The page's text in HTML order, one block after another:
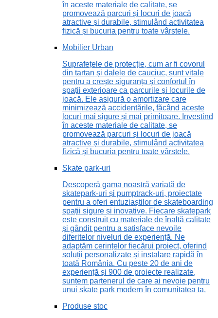
în aceste materiale de calitate, se
promovează parcuri și locuri de joacă
atractive și durabile, stimulând activitatea
fizică și bucuria pentru toate vârstele.
Mobilier Urban
Suprafețele de protecție, cum ar fi covorul
din tartan și dalele de cauciuc, sunt vitale
pentru a crește siguranța și confortul în
spații exterioare ca parcurile și locurile de
joacă. Ele asigură o amortizare care
minimizează accidentările, făcând aceste
locuri mai sigure și mai primitoare. Investind
în aceste materiale de calitate, se
promovează parcuri și locuri de joacă
atractive și durabile, stimulând activitatea
fizică și bucuria pentru toate vârstele.
Skate park-uri
Descoperă gama noastră variată de
skatepark-uri și pumptrack-uri, proiectate
pentru a oferi entuziaștilor de skateboarding
spații sigure și inovative. Fiecare skatepark
este construit cu materiale de înaltă calitate
și gândit pentru a satisface nevoile
diferitelor niveluri de experiență. Ne
adaptăm cerințelor fiecărui proiect, oferind
soluții personalizate și instalare rapidă în
toată România. Cu peste 20 de ani de
experiență și 900 de proiecte realizate,
suntem partenerul de care ai nevoie pentru
unui skate park modern în comunitatea ta.
Produse stoc